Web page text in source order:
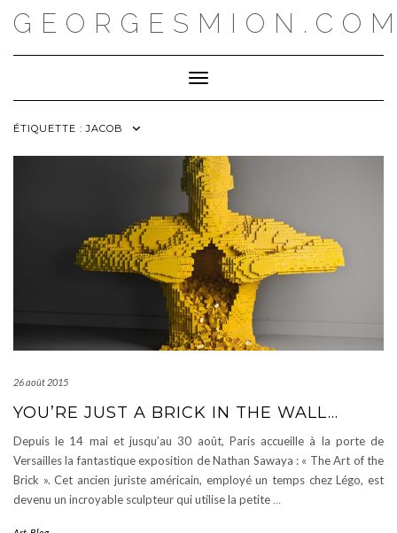
Toggle Navigation
ÉTIQUETTE :JACOB
26 août 2015
YOU’RE JUST A BRICK IN THE WALL…
Depuis le 14 mai et jusqu’au 30 août, Paris accueille à la porte de
Versailles la fantastique exposition de Nathan Sawaya : « The Art of the
Brick ». Cet ancien juriste américain, employé un temps chez Légo, est
devenu un incroyable sculpteur qui utilise la petite …